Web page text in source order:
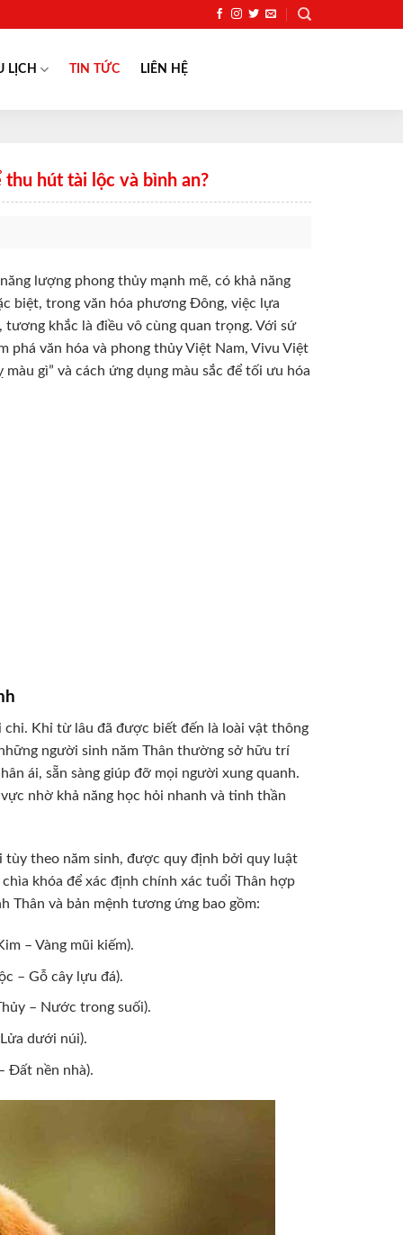
LỊCH TIN TỨC LIÊN HỆ
thu hút tài lộc và bình an?
lượng phong thủy mạnh mẽ, có khả năng
biệt, trong văn hóa phương Đông, việc lựa
khắc là điều vô cùng quan trọng. Với sứ
văn hóa và phong thủy Việt Nam, Vivu Việt
gì” và cách ứng dụng màu sắc để tối ưu hóa
Khỉ từ lâu đã được biết đến là loài vật thông
người sinh năm Thân thường sở hữu trí
ái, sẵn sàng giúp đỡ mọi người xung quanh.
nhờ khả năng học hỏi nhanh và tinh thần
tùy theo năm sinh, được quy định bởi quy luật
khóa để xác định chính xác tuổi Thân hợp
Thân và bản mệnh tương ứng bao gồm:
– Vàng mũi kiếm).
– Gỗ cây lựu đá).
– Nước trong suối).
dưới núi).
Đất nền nhà).